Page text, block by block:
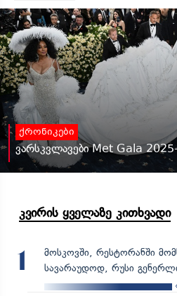
ქრონიკები
ვარსკვლავები Met Gala
კვირის ყველაზე კითხვადი
1
მოსკოვში, რესტორანში
სავარაუდოდ, რუსი